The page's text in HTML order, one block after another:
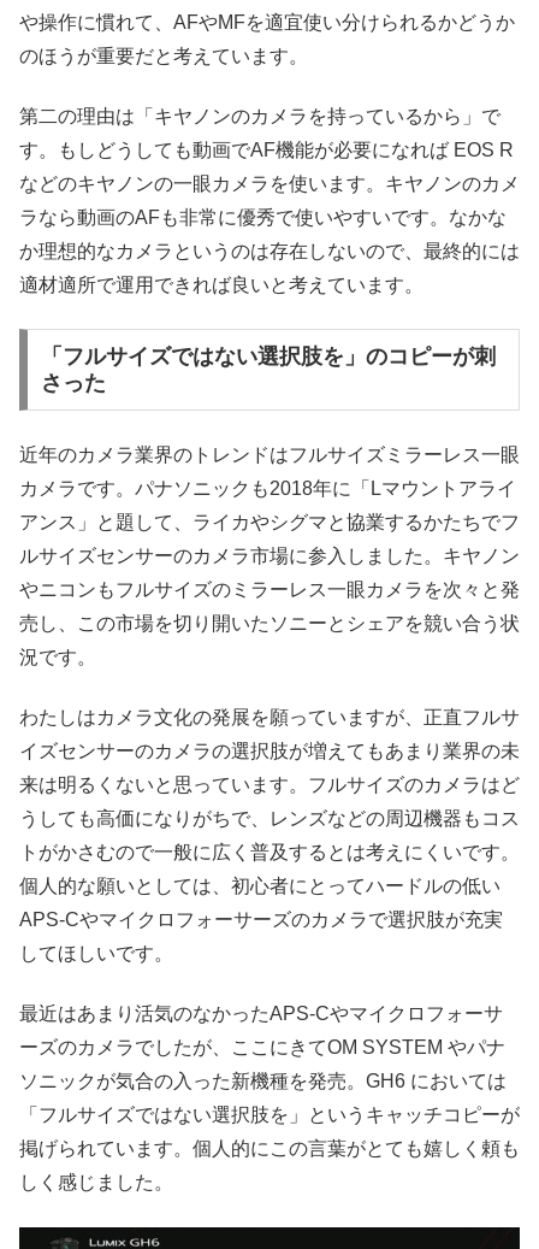
や操作に慣れて、AFやMFを適宜使い分けられるかどうか
のほうが重要だと考えています。
第二の理由は「キヤノンのカメラを持っているから」で
す。もしどうしても動画でAF機能が必要になれば EOS R
などのキヤノンの一眼カメラを使います。キヤノンのカメ
ラなら動画のAFも非常に優秀で使いやすいです。なかな
か理想的なカメラというのは存在しないので、最終的には
適材適所で運用できれば良いと考えています。
「フルサイズではない選択肢を」のコピーが刺
さった
近年のカメラ業界のトレンドはフルサイズミラーレス一眼
カメラです。パナソニックも2018年に「Lマウントアライ
アンス」と題して、ライカやシグマと協業するかたちでフ
ルサイズセンサーのカメラ市場に参入しました。キヤノン
やニコンもフルサイズのミラーレス一眼カメラを次々と発
売し、この市場を切り開いたソニーとシェアを競い合う状
況です。
わたしはカメラ文化の発展を願っていますが、正直フルサ
イズセンサーのカメラの選択肢が増えてもあまり業界の未
来は明るくないと思っています。フルサイズのカメラはど
うしても高価になりがちで、レンズなどの周辺機器もコス
トがかさむので一般に広く普及するとは考えにくいです。
個人的な願いとしては、初心者にとってハードルの低い
APS-Cやマイクロフォーサーズのカメラで選択肢が充実
してほしいです。
最近はあまり活気のなかったAPS-Cやマイクロフォーサ
ーズのカメラでしたが、ここにきてOM SYSTEM やパナ
ソニックが気合の入った新機種を発売。GH6 においては
「フルサイズではない選択肢を」というキャッチコピーが
掲げられています。個人的にこの言葉がとても嬉しく頼も
しく感じました。